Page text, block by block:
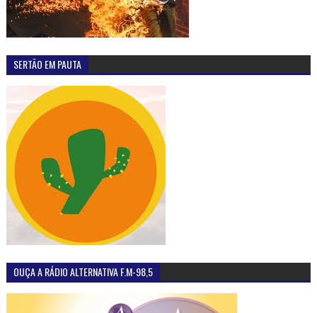
SERTÃO EM PAUTA
OUÇA A RÁDIO ALTERNATIVA F.M-98,5